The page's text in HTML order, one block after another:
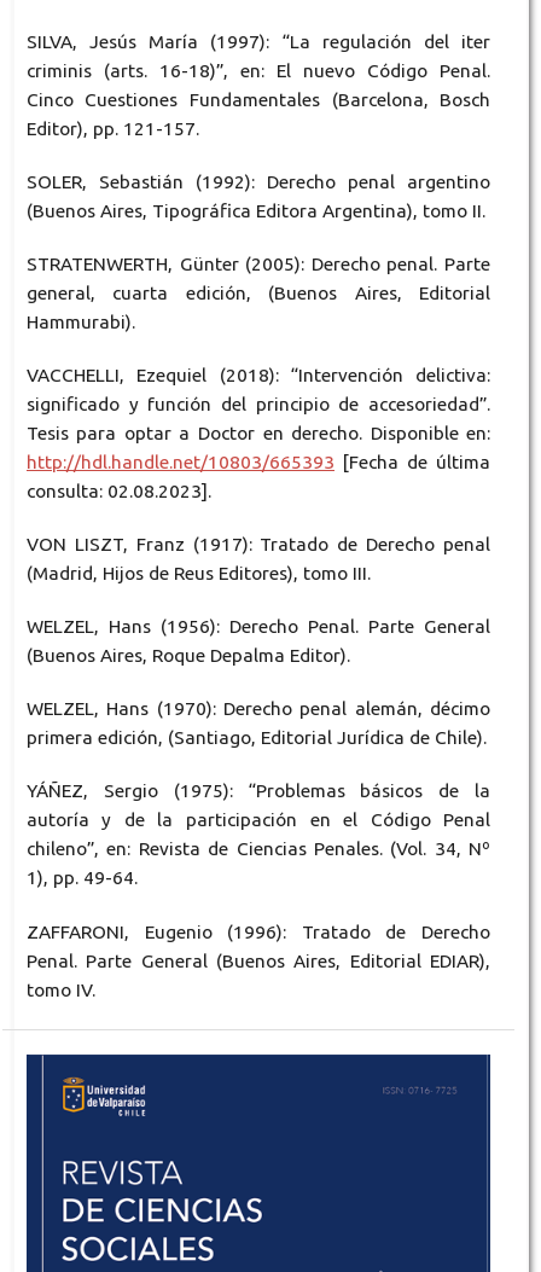
SILVA, Jesús María (1997): “La regulación del iter
criminis (arts. 16-18)”, en: El nuevo Código Penal.
Cinco Cuestiones Fundamentales (Barcelona, Bosch
Editor), pp. 121-157.
SOLER, Sebastián (1992): Derecho penal argentino
(Buenos Aires, Tipográfica Editora Argentina), tomo II.
STRATENWERTH, Günter (2005): Derecho penal. Parte
general, cuarta edición, (Buenos Aires, Editorial
Hammurabi).
VACCHELLI, Ezequiel (2018): “Intervención delictiva:
significado y función del principio de accesoriedad”.
Tesis para optar a Doctor en derecho. Disponible en:
http://hdl.handle.net/10803/665393 [Fecha de última
consulta: 02.08.2023].
VON LISZT, Franz (1917): Tratado de Derecho penal
(Madrid, Hijos de Reus Editores), tomo III.
WELZEL, Hans (1956): Derecho Penal. Parte General
(Buenos Aires, Roque Depalma Editor).
WELZEL, Hans (1970): Derecho penal alemán, décimo
primera edición, (Santiago, Editorial Jurídica de Chile).
YÁÑEZ, Sergio (1975): “Problemas básicos de la
autoría y de la participación en el Código Penal
chileno”, en: Revista de Ciencias Penales. (Vol. 34, Nº
1), pp. 49-64.
ZAFFARONI, Eugenio (1996): Tratado de Derecho
Penal. Parte General (Buenos Aires, Editorial EDIAR),
tomo IV.